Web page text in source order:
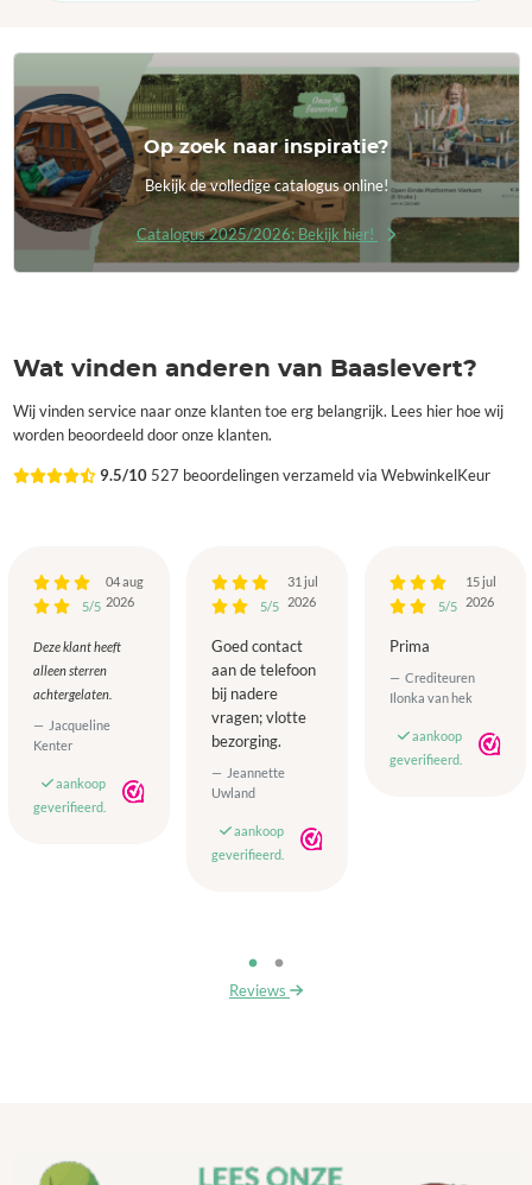
Op zoek naar inspiratie?
Bekijk de volledige catalogus online!
Catalogus 2025/2026: Bekijk hier!
Wat vinden anderen van Baaslevert?
Wij vinden service naar onze klanten toe erg belangrijk. Lees hier hoe wij
worden beoordeeld door onze klanten.
9.5/10 527 beoordelingen verzameld via WebwinkelKeur
5/5
04 aug
2026
Deze klant heeft
alleen sterren
achtergelaten.
Jacqueline
Kenter
aankoop
geverifieerd.
5/5
31 jul
2026
Goed contact
aan de telefoon
bij nadere
vragen; vlotte
bezorging.
Jeannette
Uwland
aankoop
geverifieerd.
5/5
15 jul
2026
Prima
Crediteuren
Ilonka van hek
aankoop
geverifieerd.
Reviews